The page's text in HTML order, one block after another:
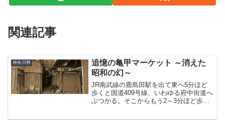
関連記事
神奈川県
追憶の亀甲マーケット ～消えた
昭和の幻～
JR南武線の鹿島田駅を出て東へ5分ほど
歩くと国道409号線、いわゆる府中街道へ
ぶつかる。そこからもう2～3分ほど歩い